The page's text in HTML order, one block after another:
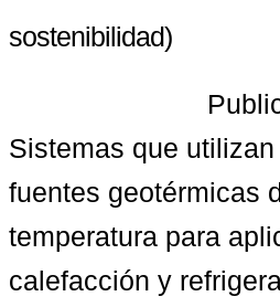
sostenibilidad)
Sistemas que
fuentes geotérmicas
temperatura para
calefacción y